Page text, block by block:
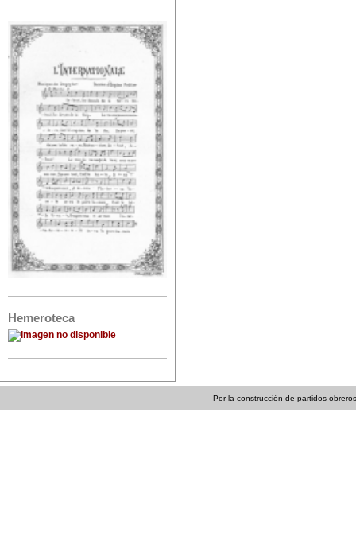
Hemeroteca
Por la construcción de partidos